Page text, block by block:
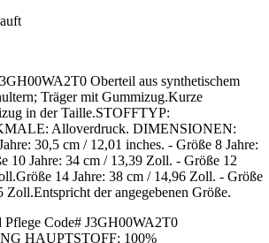
Oberteil aus synthetischem
Träger mit Gummizug.Kurze
in der Taille.STOFFTYP:
Alloverdruck. DIMENSIONEN:
30,5 cm / 12,01 inches. - Größe 8 Jahre:
10 Jahre: 34 cm / 13,39 Zoll. - Größe 12
14 Jahre: 38 cm / 14,96 Zoll. - Größe
Zoll.Entspricht der angegebenen Größe.
Pflege Code# J3GH00WA2T0
HAUPTSTOFF: 100%